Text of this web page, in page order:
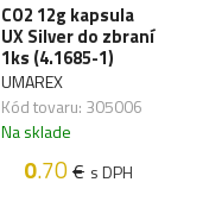
CO2 12g kapsula
UX Silver do zbraní
1ks (4.1685-1)
UMAREX
Kód tovaru: 305006
Na sklade
0.70€ s DPH